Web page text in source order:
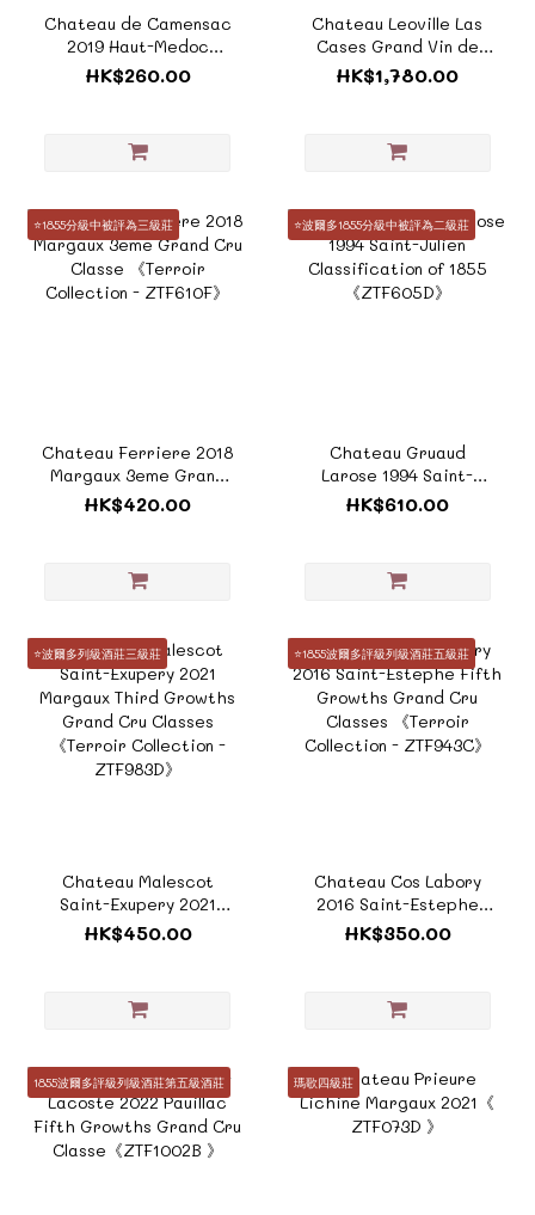
Chateau de Camensac
2019 Haut-Medoc
Grand Cru
Classe《Terroir
HK$260.00
Chateau Leoville Las
Cases Grand Vin de
Leoville 2020 Saint
Julien 2eme Grand Cru
HK$1,780.00
⭐️1855分級中被評為三級莊
Chateau Ferriere 2018
Margaux 3eme Grand
Cru Classe 《Terroir
Collection - ZTF610F》
HK$420.00
⭐️波爾多1855分級中被評為二級莊
Chateau Gruaud
Larose 1994 Saint-
Julien Classification of
1855 《ZTF605D》
HK$610.00
⭐️波爾多列級酒莊三級莊
Chateau Malescot
Saint-Exupery 2021
Margaux Third Growths
Grand Cru Classes
HK$450.00
⭐️1855波爾多評級列級酒莊五級莊
Chateau Cos Labory
2016 Saint-Estephe
Fifth Growths Grand
Cru Classes 《Terroir
HK$350.00
1855波爾多評級列級酒莊第五級酒莊 瑪歌四級莊